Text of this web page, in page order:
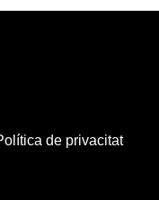
de privacitat